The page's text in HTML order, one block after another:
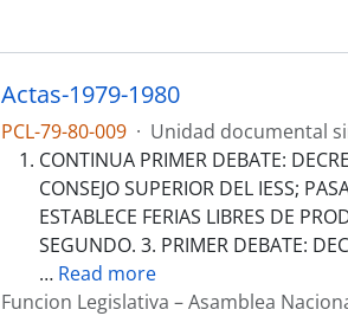
Actas-1979-1980
PCL-79-80-009 · Unidad documental
CONTINUA PRIMER DEBATE:
CONSEJO SUPERIOR DEL IESS;
ESTABLECE FERIAS LIBRES DE
SEGUNDO. 3. PRIMER DEBATE:
… Read more
Funcion Legislativa – Asamblea